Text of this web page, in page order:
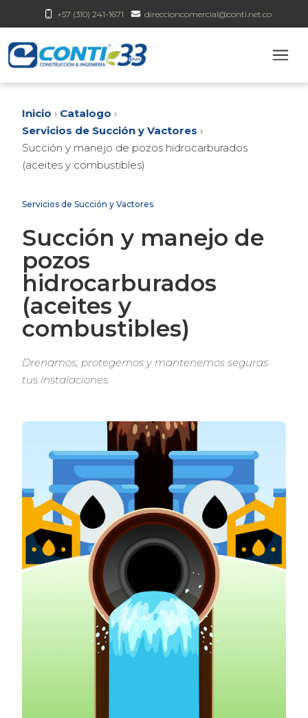
+57 (310) 241-1671 direccioncomercial@conti.net.co
Inicio › Catalogo ›
Servicios de Succión y Vactores ›
Succión y manejo de pozos hidrocarburados
(aceites y combustibles)
Servicios de Succión y Vactores
Succión y manejo de
pozos
hidrocarburados
(aceites y
combustibles)
Drenamos, protegemos y mantenemos seguras
tus instalaciones.